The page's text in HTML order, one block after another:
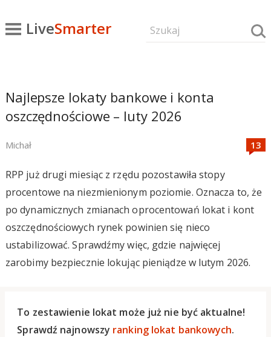
LiveSmarter
Najlepsze lokaty bankowe i konta
oszczędnościowe – luty 2026
Michał
RPP już drugi miesiąc z rzędu pozostawiła stopy
procentowe na niezmienionym poziomie. Oznacza to, że
po dynamicznych zmianach oprocentowań lokat i kont
oszczędnościowych rynek powinien się nieco
ustabilizować. Sprawdźmy więc, gdzie najwięcej
zarobimy bezpiecznie lokując pieniądze w lutym 2026.
To zestawienie lokat może już nie być aktualne!
Sprawdź najnowszy ranking lokat bankowych.